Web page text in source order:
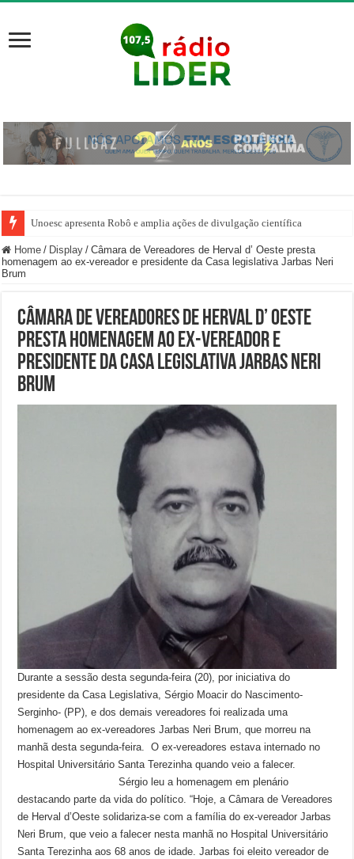
Unoesc apresenta Robô e amplia ações de divulgação científica
Home / Display / Câmara de Vereadores de Herval d’ Oeste presta
homenagem ao ex-vereador e presidente da Casa legislativa Jarbas Neri
Brum
Câmara de Vereadores de Herval d’ Oeste
presta homenagem ao ex-vereador e
presidente da Casa legislativa Jarbas Neri
Brum
Durante a sessão desta segunda-feira (20), por iniciativa do
presidente da Casa Legislativa, Sérgio Moacir do Nascimento-
Serginho- (PP), e dos demais vereadores foi realizada uma
homenagem ao ex-vereadores Jarbas Neri Brum, que morreu na
manhã desta segunda-feira. O ex-vereadores estava internado no
Hospital Universitário Santa Terezinha quando veio a falecer.
Sérgio leu a homenagem em plenário
destacando parte da vida do político. “Hoje, a Câmara de Vereadores
de Herval d’Oeste solidariza-se com a família do ex-vereador Jarbas
Neri Brum, que veio a falecer nesta manhã no Hospital Universitário
Santa Terezinha aos 68 anos de idade. Jarbas foi eleito vereador de